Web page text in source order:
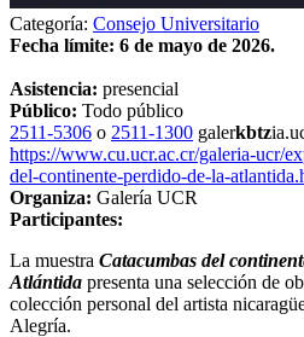
Categoría: Consejo Universitario
Fecha límite: 6 de mayo de 2026.
Asistencia: presencial
Público: Todo público
2511-5306 o 2511-1300 galerkbtz
https://www.cu.ucr.ac.cr/galeria-ucr/
del-continente-perdido-de-la-
Organiza: Galería UCR
Participantes:
La muestra Catacumbas del
Atlántida presenta una selección de
colección personal del artista
Alegría.